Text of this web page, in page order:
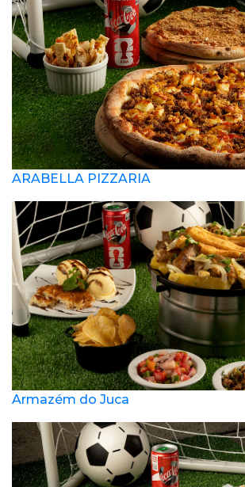
ARABELLA PIZZARIA
Armazém do Juca